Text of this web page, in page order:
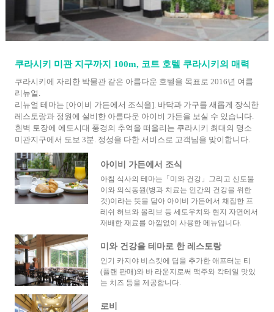
쿠라시키 미관 지구까지 100m, 코트 호텔 쿠라시키의 매력
쿠라시키에 자리한 박물관 같은 아름다운 호텔을 목표로 2016년 여름
리뉴얼.
리뉴얼 테마는 [아이비 가든에서 조식을]. 바닥과 가구를 새롭게 장식한
레스토랑과 정원에 설비한 아름다운 아이비 가든을 보실 수 있습니다.
흰벽 토장에 에도시대 풍경의 추억을 떠올리는 쿠라시키 최대의 명소
미관지구에서 도보 3분. 정성을 다한 서비스로 고객님을 맞이합니다.
아이비 가든에서 조식
아침 식사의 테마는「미와 건강」그리고 신토불
이와 의식동원(병과 치료는 인간의 건강을 위한
것)이라는 뜻을 담아 아이비 가든에서 채집한 프
레쉬 허브와 올리브 등 세토우치와 현지 자연에서
재배한 재료를 아낌없이 사용한 메뉴입니다.
미와 건강을 테마로 한 레스토랑
인기 카지야 비스킷에 딥을 추가한 애프터눈 티
(플랜 판매)와 바 라운지로써 맥주와 칵테일 맛있
는 치즈 등을 제공합니다.
로비